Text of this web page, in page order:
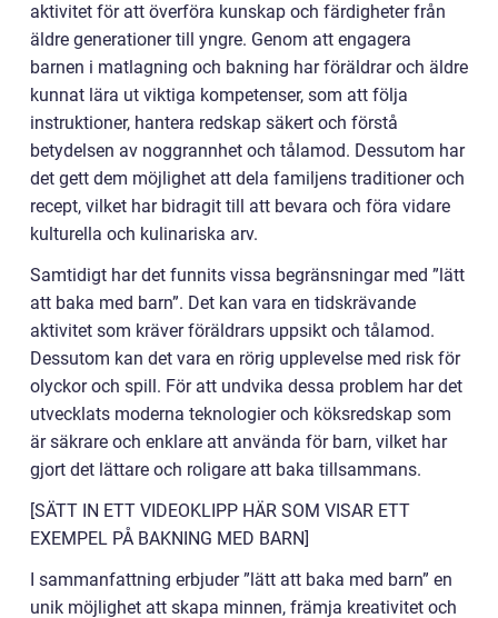
aktivitet för att överföra kunskap och färdigheter från
äldre generationer till yngre. Genom att engagera
barnen i matlagning och bakning har föräldrar och äldre
kunnat lära ut viktiga kompetenser, som att följa
instruktioner, hantera redskap säkert och förstå
betydelsen av noggrannhet och tålamod. Dessutom har
det gett dem möjlighet att dela familjens traditioner och
recept, vilket har bidragit till att bevara och föra vidare
kulturella och kulinariska arv.
Samtidigt har det funnits vissa begränsningar med ”lätt
att baka med barn”. Det kan vara en tidskrävande
aktivitet som kräver föräldrars uppsikt och tålamod.
Dessutom kan det vara en rörig upplevelse med risk för
olyckor och spill. För att undvika dessa problem har det
utvecklats moderna teknologier och köksredskap som
är säkrare och enklare att använda för barn, vilket har
gjort det lättare och roligare att baka tillsammans.
[SÄTT IN ETT VIDEOKLIPP HÄR SOM VISAR ETT
EXEMPEL PÅ BAKNING MED BARN]
I sammanfattning erbjuder ”lätt att baka med barn” en
unik möjlighet att skapa minnen, främja kreativitet och